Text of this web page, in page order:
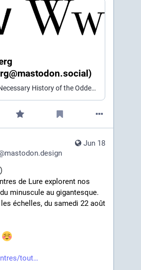
Attached: 1 image A Necessary History of the Oddest Letter: W Danny Bate on the Linguistic History of Our Alphabet https://lithub.com/a-necessary-history-of-the-oddest-letter-w/?utm_source=Klaviyo&utm_medium=campaign&utm_id=01KVZ90JA55X1GY58PKNE4348H&_kx=3MZUehzXM-41qlWAMPUiuNZadX2p0SByuNf_t0eMLB0.U5D8ER Books about Linguistics at PG: https://www.gutenberg.org/ebooks/search/?query=linguistics+ #books #literature #linguistics
Jun 18
de Lure explorent nos
minuscule au gigantesque.
échelles, du samedi 22 août
tout